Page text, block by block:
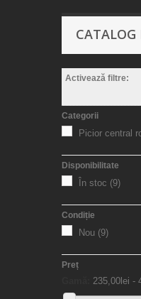
CATALOG
Activează filtre:
Categorii
Picior central
Disponibilitate
În stoc (9)
Condiție
Nou (9)
Preț
235,00lei -